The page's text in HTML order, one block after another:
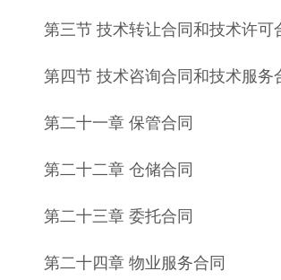
第三节 技术转让合同和技术许可
第四节 技术咨询合同和技术服务
第二十一章 保管合同
第二十二章 仓储合同
第二十三章 委托合同
第二十四章 物业服务合同